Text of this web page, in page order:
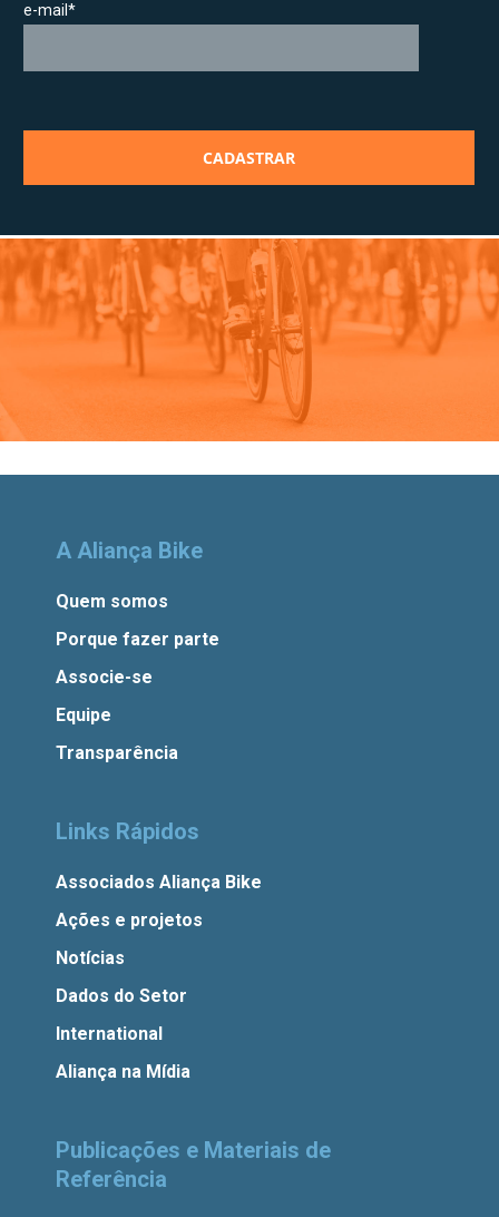
e-mail*
A Aliança Bike
Quem somos
Porque fazer parte
Associe-se
Equipe
Transparência
Links Rápidos
Associados Aliança Bike
Ações e projetos
Notícias
Dados do Setor
International
Aliança na Mídia
Publicações e Materiais de
Referência